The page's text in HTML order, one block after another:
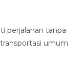
perjalanan tanpa
umum